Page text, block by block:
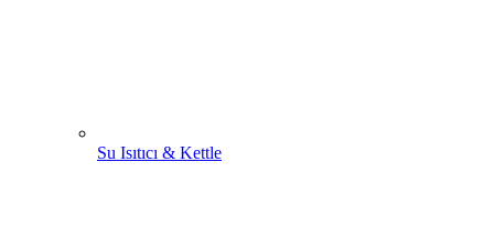
Su Isıtıcı & Kettle